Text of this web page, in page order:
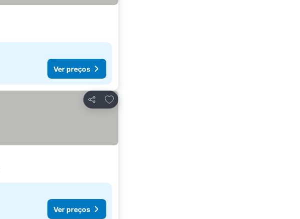
Ver preços
Partilhar
Adicionar aos favoritos
Ver preços